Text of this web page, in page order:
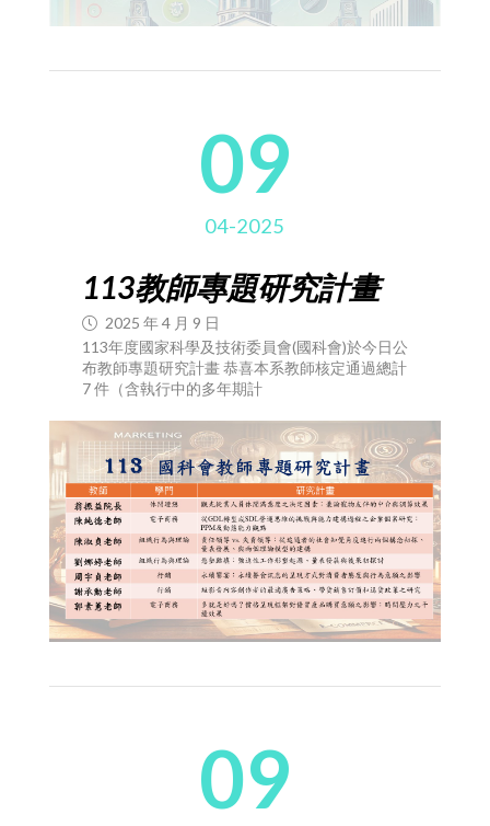
09
04-2025
113教師專題研究計畫
2025 年 4 月 9 日
113年度國家科學及技術委員會(國科會)於今日公
布教師專題研究計畫 恭喜本系教師核定通過總計
7 件（含執行中的多年期計
09